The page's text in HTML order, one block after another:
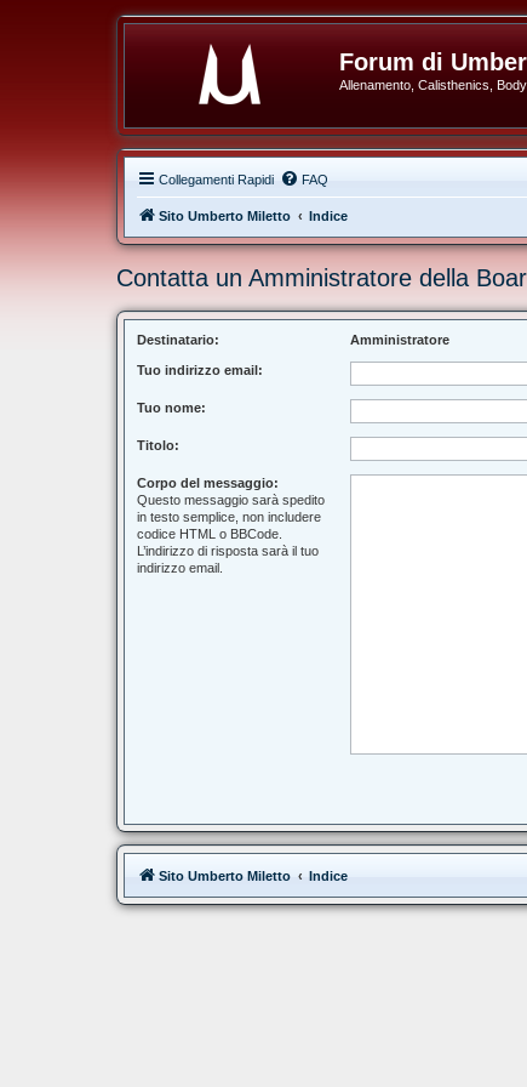
Forum di
Allenamento, Calisthenics,
Collegamenti Rapidi FAQ
Sito Umberto Miletto Indice
Contatta un Amministratore della
Destinatario: Amministratore
Tuo indirizzo email:
Tuo nome:
Titolo:
Corpo del messaggio:
Questo messaggio sarà spedito
in testo semplice, non includere
codice HTML o BBCode.
L’indirizzo di risposta sarà il tuo
indirizzo email.
Sito Umberto Miletto Indice